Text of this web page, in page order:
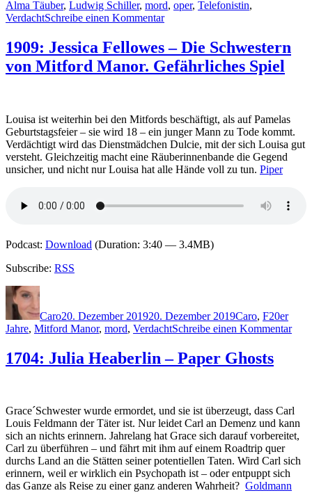
Alma Täuber, Ludwig Schiller, mord, oper, Telefonistin,
VerdachtSchreibe einen Kommentarzu
Charlotte
Blum
–
Der
Tote
im
Kurhaus
1909: Jessica Fellowes – Die Schwestern
von Mitford Manor. Gefährliches Spiel
Louisa ist weiterhin bei den Mitfords beschäftigt, als auf Pamelas
Geburtstagsfeier – sie wird 18 – ein junger Mann zu Tode kommt.
Verdächtigt wird das Dienstmädchen Dulcie, mit der sich Louisa gut
versteht. Gleichzeitig macht eine Räuberinnenbande die Gegend
unsicher, und nicht nur Louisa hat alle Hände voll zu tun. Piper
Podcast: Download (Duration: 3:40 — 3.4MB)
Subscribe: RSS
Autor
Caro20. Dezember 201920. Dezember 2019Caro, F20er
Jahre, Mitford Manor, mord, VerdachtSchreibe einen Kommentarzu
von
1704: Julia Heaberlin – Paper Ghosts
Grace´Schwester wurde ermordet, und sie ist überzeugt, dass Carl
Louis Feldmann der Täter ist. Nur leidet Carl an Demenz und kann
sich an nichts erinnern. Jahrelang hat Grace sich darauf vorbereitet,
Carl zu überführen – und fährt mit ihm auf einem Roadtrip quer
durchs Land an die Stätten seiner potentiellen Taten. Wird Carl sich
erinnern, weil er wirklich ein Psychopath ist – oder entpuppt sich
das Ganze als Reise zu einer ganz anderen Wahrheit? Goldmann